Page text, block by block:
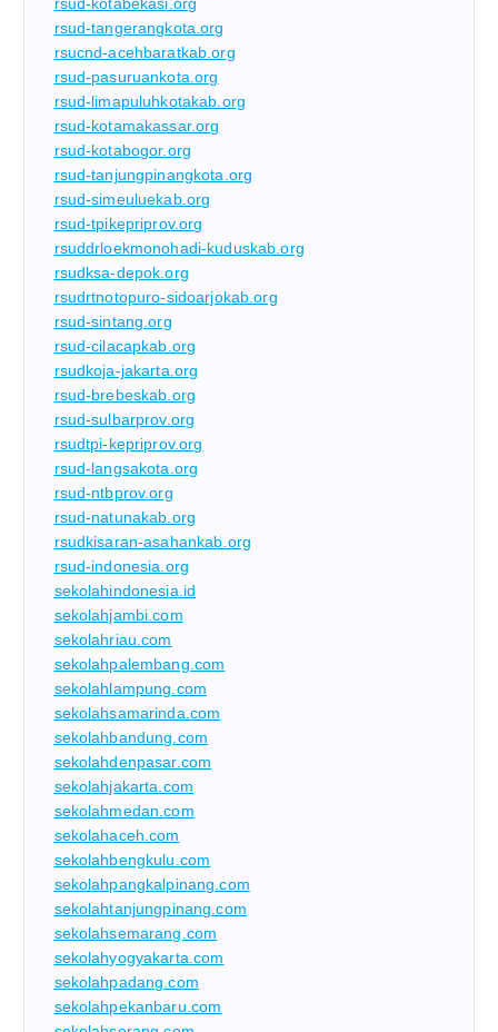
rsud-tangerangkota.org
rsucnd-acehbaratkab.org
rsud-pasuruankota.org
rsud-limapuluhkotakab.org
rsud-kotamakassar.org
rsud-kotabogor.org
rsud-tanjungpinangkota.org
rsud-simeuluekab.org
rsud-tpikepriprov.org
rsuddrloekmonohadi-kuduskab.org
rsudksa-depok.org
rsudrtnotopuro-sidoarjokab.org
rsud-sintang.org
rsud-cilacapkab.org
rsudkoja-jakarta.org
rsud-brebeskab.org
rsud-sulbarprov.org
rsudtpi-kepriprov.org
rsud-langsakota.org
rsud-ntbprov.org
rsud-natunakab.org
rsudkisaran-asahankab.org
rsud-indonesia.org
sekolahindonesia.id
sekolahjambi.com
sekolahriau.com
sekolahpalembang.com
sekolahlampung.com
sekolahsamarinda.com
sekolahbandung.com
sekolahdenpasar.com
sekolahjakarta.com
sekolahmedan.com
sekolahaceh.com
sekolahbengkulu.com
sekolahpangkalpinang.com
sekolahtanjungpinang.com
sekolahsemarang.com
sekolahyogyakarta.com
sekolahpadang.com
sekolahpekanbaru.com